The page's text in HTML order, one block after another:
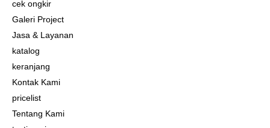
cek ongkir
Galeri Project
Jasa & Layanan
katalog
keranjang
Kontak Kami
pricelist
Tentang Kami